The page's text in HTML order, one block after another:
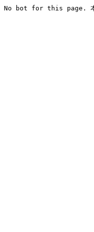
No bot for this page. 本页面